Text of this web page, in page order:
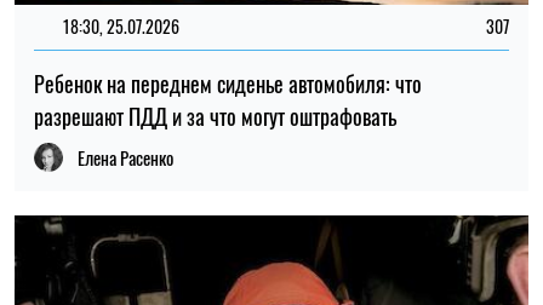
18:30, 25.07.2026 307
Ребенок на переднем сиденье автомобиля: что
разрешают ПДД и за что могут оштрафовать
Елена Расенко